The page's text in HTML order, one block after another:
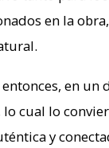
en la
en
cual lo
y